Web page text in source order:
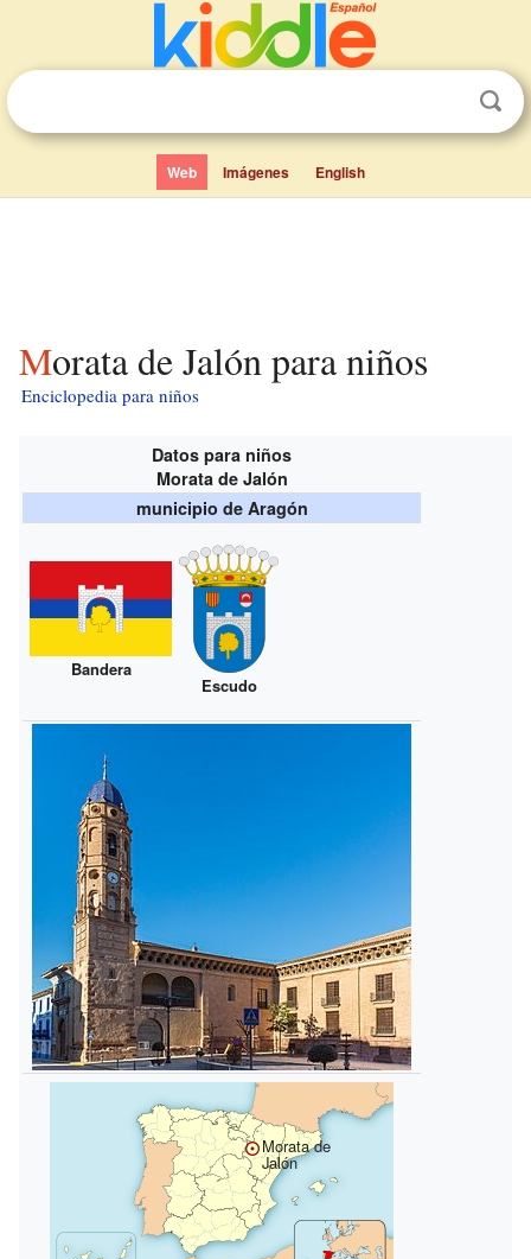
Web Imágenes English
Morata de Jalón para niños
Enciclopedia para niños
Datos para niños
Morata de Jalón
municipio de Aragón
Bandera
Escudo
Morata de
Jalón